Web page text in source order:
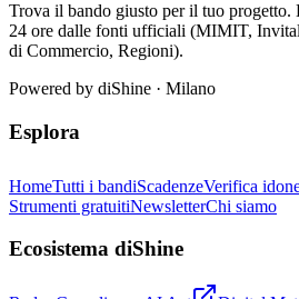
Trova il bando giusto per il tuo progetto.
24 ore dalle fonti ufficiali (MIMIT,
di Commercio, Regioni).
Powered by diShine · Milano
Esplora
HomeTutti i bandiScadenzeVerifica
Strumenti gratuitiNewsletterChi siamo
Ecosistema diShine